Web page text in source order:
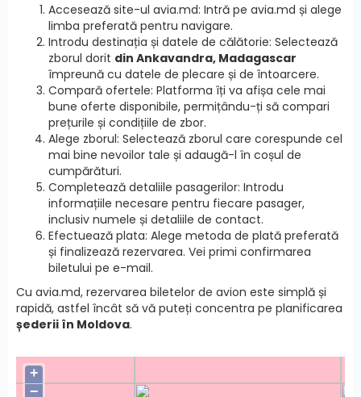
Accesează site-ul avia.md: Intră pe avia.md și alege
limba preferată pentru navigare.
Introdu destinația și datele de călătorie: Selectează
zborul dorit din Ankavandra, Madagascar
împreună cu datele de plecare și de întoarcere.
Compară ofertele: Platforma îți va afișa cele mai
bune oferte disponibile, permițându-ți să compari
prețurile și condițiile de zbor.
Alege zborul: Selectează zborul care corespunde cel
mai bine nevoilor tale și adaugă-l în coșul de
cumpărături.
Completează detaliile pasagerilor: Introdu
informațiile necesare pentru fiecare pasager,
inclusiv numele și detaliile de contact.
Efectuează plata: Alege metoda de plată preferată
și finalizează rezervarea. Vei primi confirmarea
biletului pe e-mail.
Cu avia.md, rezervarea biletelor de avion este simplă și
rapidă, astfel încât să vă puteți concentra pe planificarea
șederii în Moldova.
+
−